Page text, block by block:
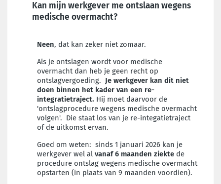
Kan mijn werkgever me ontslaan wegens
medische overmacht?
Neen, dat kan zeker niet zomaar.
Als je ontslagen wordt voor medische
overmacht dan heb je geen recht op
ontslagvergoeding. Je werkgever kan dit niet
doen binnen het kader van een re-
integratietraject. Hij moet daarvoor de
'ontslagprocedure wegens medische overmacht
volgen'. Die staat los van je re-integatietraject
of de uitkomst ervan.
Goed om weten: sinds 1 januari 2026 kan je
werkgever wel al vanaf 6 maanden ziekte de
procedure ontslag wegens medische overmacht
opstarten (in plaats van 9 maanden voordien).